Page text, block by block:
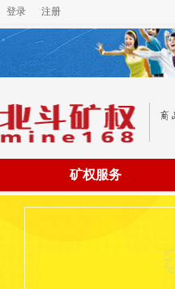
登录 注册
矿权服务